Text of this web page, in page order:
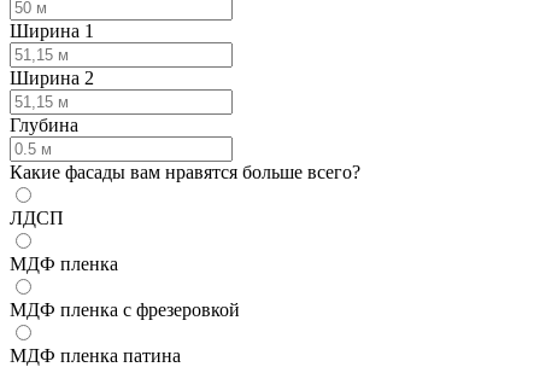
Ширина 1
Ширина 2
Глубина
Какие фасады вам нравятся больше всего?
ЛДСП
МДФ пленка
МДФ пленка с фрезеровкой
МДФ пленка патина